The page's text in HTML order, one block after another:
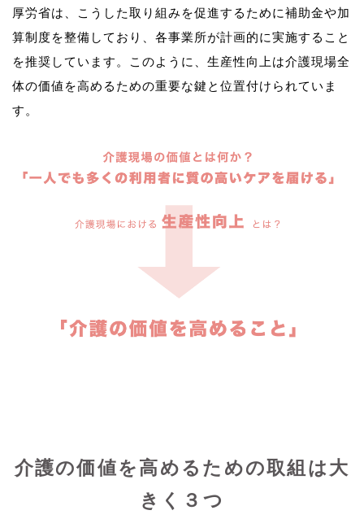
厚労省は、こうした取り組みを促進するために補助金や加
算制度を整備しており、各事業所が計画的に実施すること
を推奨しています。このように、生産性向上は介護現場全
体の価値を高めるための重要な鍵と位置付けられていま
介護の価値を高めるための取組は大
きく３つ